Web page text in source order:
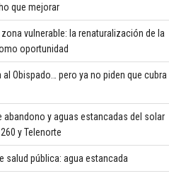
que mejorar
vulnerable: la renaturalización de la
oportunidad
al Obispado… pero ya no piden que cubra
abandono y aguas estancadas del solar
y Telenorte
salud pública: agua estancada